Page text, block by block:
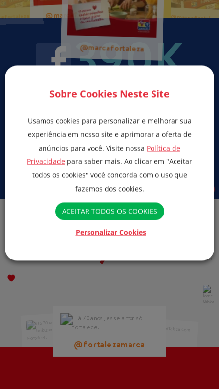
@marcafortaleza
@marcafortaleza
@marcafortaleza
390K
2,68K
@fortalezamarca@fortalezamarca@fortalezamarca
Sobre Cookies Neste Site
Usamos cookies para personalizar e melhorar sua
experiência em nosso site e aprimorar a oferta de
anúncios para você. Visite nossa Política de
Privacidade para saber mais. Ao clicar em "Aceitar
todos os cookies" você concorda com o uso que
fazemos dos cookies.
ACEITAR TODOS OS COOKIES
Personalizar Cookies